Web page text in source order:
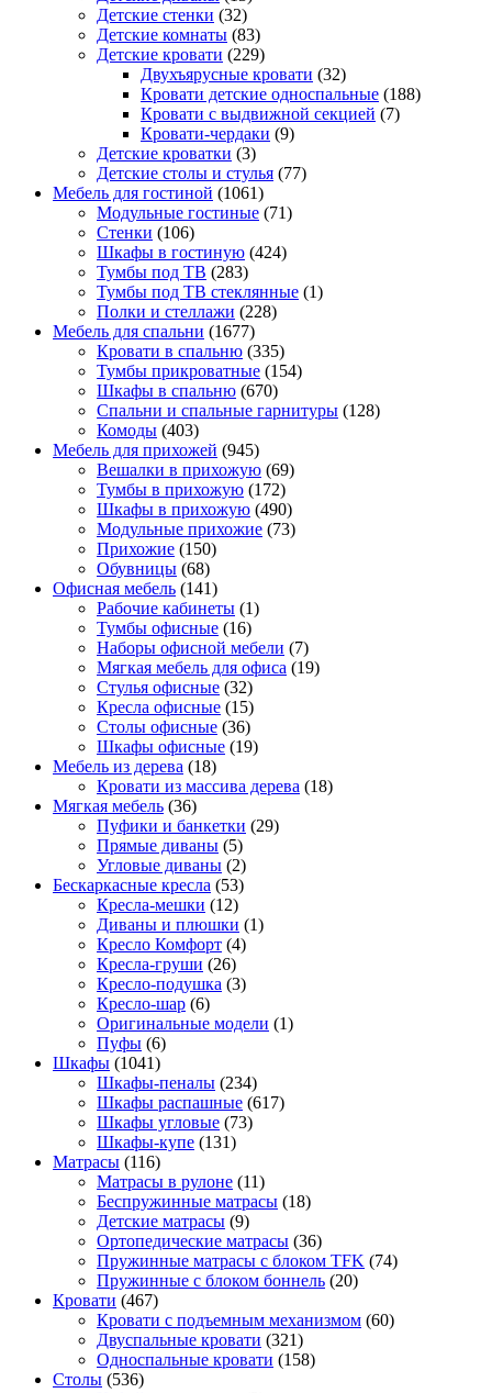
Детские стенки (32)
Детские комнаты (83)
Детские кровати (229)
Двухъярусные кровати (32)
Кровати детские односпальные (188)
Кровати с выдвижной секцией (7)
Кровати-чердаки (9)
Детские кроватки (3)
Детские столы и стулья (77)
Мебель для гостиной (1061)
Модульные гостиные (71)
Стенки (106)
Шкафы в гостиную (424)
Тумбы под ТВ (283)
Тумбы под ТВ стеклянные (1)
Полки и стеллажи (228)
Мебель для спальни (1677)
Кровати в спальню (335)
Тумбы прикроватные (154)
Шкафы в спальню (670)
Спальни и спальные гарнитуры (128)
Комоды (403)
Мебель для прихожей (945)
Вешалки в прихожую (69)
Тумбы в прихожую (172)
Шкафы в прихожую (490)
Модульные прихожие (73)
Прихожие (150)
Обувницы (68)
Офисная мебель (141)
Рабочие кабинеты (1)
Тумбы офисные (16)
Наборы офисной мебели (7)
Мягкая мебель для офиса (19)
Стулья офисные (32)
Кресла офисные (15)
Столы офисные (36)
Шкафы офисные (19)
Мебель из дерева (18)
Кровати из массива дерева (18)
Мягкая мебель (36)
Пуфики и банкетки (29)
Прямые диваны (5)
Угловые диваны (2)
Бескаркасные кресла (53)
Кресла-мешки (12)
Диваны и плюшки (1)
Кресло Комфорт (4)
Кресла-груши (26)
Кресло-подушка (3)
Кресло-шар (6)
Оригинальные модели (1)
Пуфы (6)
Шкафы (1041)
Шкафы-пеналы (234)
Шкафы распашные (617)
Шкафы угловые (73)
Шкафы-купе (131)
Матрасы (116)
Матрасы в рулоне (11)
Беспружинные матрасы (18)
Детские матрасы (9)
Ортопедические матрасы (36)
Пружинные матрасы с блоком TFK (74)
Пружинные с блоком боннель (20)
Кровати (467)
Кровати с подъемным механизмом (60)
Двуспальные кровати (321)
Односпальные кровати (158)
Столы (536)